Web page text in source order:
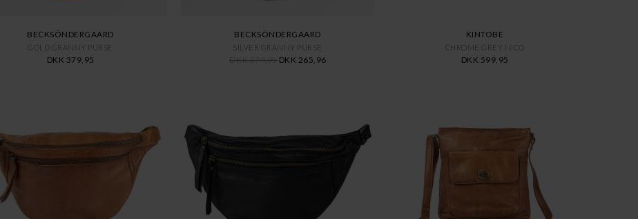
BECKSÖNDERGAARD
GOLD GRANNY PURSE
DKK 379,95
BECKSÖNDERGAARD
SILVER GRANNY PURSE
DKK 379,95 DKK 265,96
KINTOBE
CHROME GREY NICO
DKK 599,95